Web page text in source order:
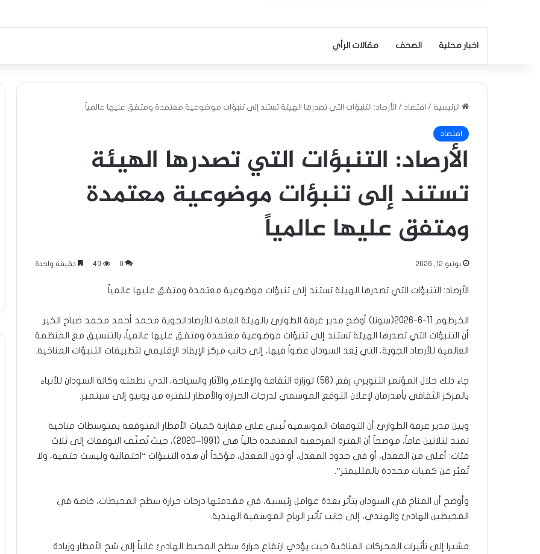
اخبار محلية الصحف مقالات الرأي
الرئيسية / اقتصاد / الأرصاد: التنبؤات التي تصدرها الهيئة تستند إلى تنبؤات موضوعية معتمدة ومتفق عليها عالمياً
اقتصاد
الأرصاد: التنبؤات التي تصدرها الهيئة
تستند إلى تنبؤات موضوعية معتمدة
ومتفق عليها عالمياً
يونيو 12, 2026 0
40 دقيقة واحدة
الأرصاد: التنبؤات التي تصدرها الهيئة تستند إلى تنبؤات موضوعية معتمدة ومتفق عليها عالمياً
الخرطوم 11-6-2026(سونا) أوضح مدير غرفة الطوارئ بالهيئة العامة للأرصادالجوية محمد أحمد محمد صباح الخير
أن التنبؤات التي تصدرها الهيئة تستند إلى تنبؤات موضوعية معتمدة ومتفق عليها عالمياً، بالتنسيق مع المنظمة
العالمية للأرصاد الجوية، التي يُعد السودان عضواً فيها، إلى جانب مركز الإيقاد الإقليمي لتطبيقات التنبؤات المناخية.
جاء ذلك خلال المؤتمر التنويري رقم (56) لوزارة الثقافة والإعلام والآثار والسياحة، الذي نظمته وكالة السودان للأنباء
بالمركز الثقافي بأمدرمان لإعلان التوقع الموسمي لدرجات الحرارة والأمطار للفترة من يونيو إلى سبتمبر.
وبين مدير غرفة الطوارئ أن التوقعات الموسمية تُبنى على مقارنة كميات الأمطار المتوقعة بمتوسطات مناخية
تمتد لثلاثين عاماً، موضحاً أن الفترة المرجعية المعتمدة حالياً هي (1991–2020)، حيث تُصنّف التوقعات إلى ثلاث
فئات: أعلى من المعدل، أو في حدود المعدل، أو دون المعدل، مؤكداً أن هذه التنبؤات “احتمالية وليست حتمية، ولا
تُعبّر عن كميات محددة بالملليمتر”.
وأوضح أن المناخ في السودان يتأثر بعدة عوامل رئيسية، في مقدمتها درجات حرارة سطح المحيطات، خاصة في
المحيطين الهادئ والهندي، إلى جانب تأثير الرياح الموسمية الهندية.
مشيرا إلى تأثيرات المحركات المناخية حيث يؤدي ارتفاع حرارة سطح المحيط الهادئ غالباً إلى شح الأمطار وزيادة